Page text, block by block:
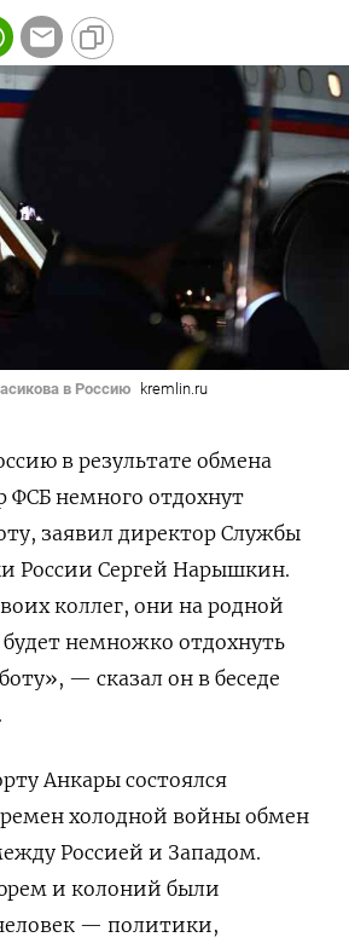
в Россию kremlin.ru
в результате обмена
немного отдохнут
заявил директор Службы
России Сергей Нарышкин.
коллег, они на родной
немножко отдохнуть
— сказал он в беседе
Анкары состоялся
холодной войны обмен
Россией и Западом.
и колоний были
— политики,